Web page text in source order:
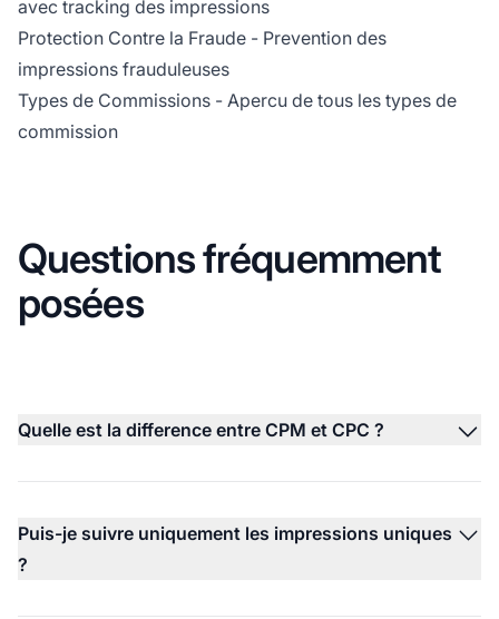
avec tracking des impressions
Protection Contre la Fraude - Prevention des
impressions frauduleuses
Types de Commissions - Apercu de tous les types de
commission
Questions fréquemment
posées
Quelle est la difference entre CPM et CPC ?
Puis-je suivre uniquement les impressions uniques
?